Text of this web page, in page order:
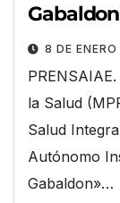
Gabaldon
8 DE
la Salud
Salud
Autónomo
Gabaldon»…